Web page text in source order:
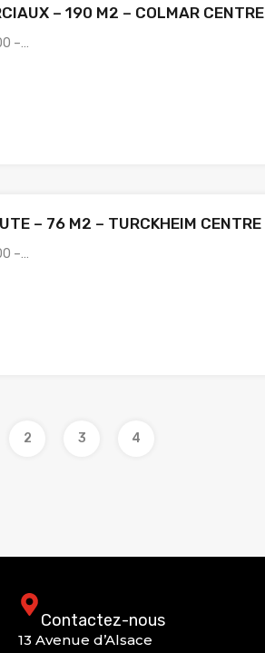
– 190 M2 – COLMAR CENTRE
–…
– 76 M2 – TURCKHEIM CENTRE
–…
2 3 4
Contactez-nous
13 Avenue d’Alsace